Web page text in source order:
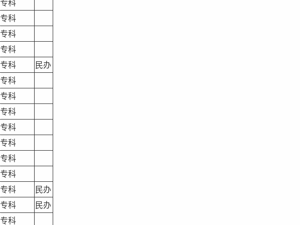
专科
专科
专科
专科
专科
民办
专科
专科
专科
专科
专科
专科
专科
专科
民办
专科
民办
专科